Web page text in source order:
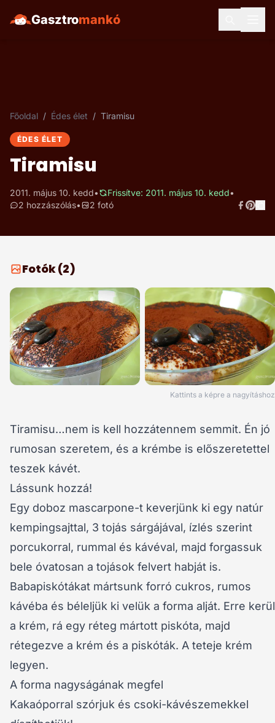
Gasztromankó
Főoldal / Édes élet / Tiramisu
ÉDES ÉLET
Tiramisu
2011. május 10. kedd• Frissítve: 2011. május 10. kedd•
2 hozzászólás• 2 fotó
Fotók (2)
Kattints a képre a nagyításhoz
Tiramisu…nem is kell hozzátennem semmit. Én jó
rumosan szeretem, és a krémbe is előszeretettel
teszek kávét.
Lássunk hozzá!
Egy doboz mascarpone-t keverjünk ki egy natúr
kempingsajttal, 3 tojás sárgájával, ízlés szerint
porcukorral, rummal és kávéval, majd forgassuk
bele óvatosan a tojások felvert habját is.
Babapiskótákat mártsunk forró cukros, rumos
kávéba és béleljük ki velük a forma alját. Erre kerül
a krém, rá egy réteg mártott piskóta, majd
rétegezve a krém és a piskóták. A teteje krém
legyen.
A forma nagyságának megfel
Kakaóporral szórjuk és csoki-kávészemekkel